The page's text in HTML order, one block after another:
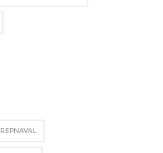
REPNAVAL